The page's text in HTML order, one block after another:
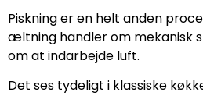
Piskning er en helt anden
æltning handler om mekanisk
om at indarbejde luft.
Det ses tydeligt i klassiske